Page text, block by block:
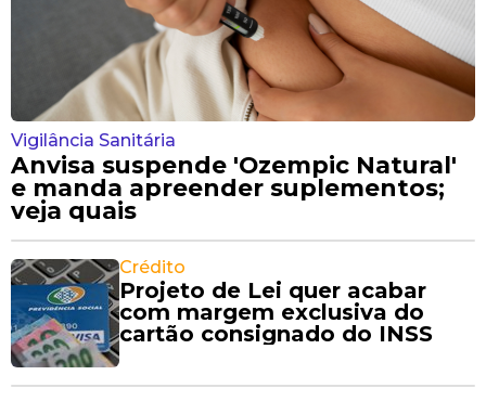
Vigilância Sanitária
Anvisa suspende 'Ozempic Natural'
e manda apreender suplementos;
veja quais
Crédito
Projeto de Lei quer acabar
com margem exclusiva do
cartão consignado do INSS